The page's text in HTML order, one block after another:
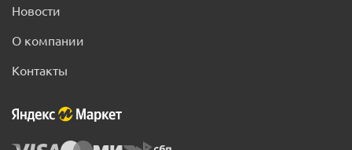
Новости
О компании
Контакты